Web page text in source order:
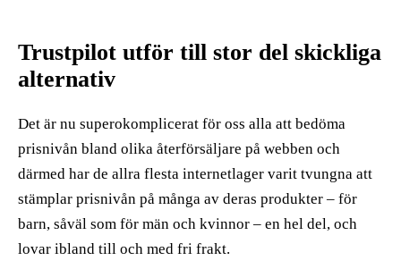
Trustpilot utför till stor del skickliga
alternativ
Det är nu superokomplicerat för oss alla att bedöma
prisnivån bland olika återförsäljare på webben och
därmed har de allra flesta internetlager varit tvungna att
stämplar prisnivån på många av deras produkter – för
barn, såväl som för män och kvinnor – en hel del, och
lovar ibland till och med fri frakt.